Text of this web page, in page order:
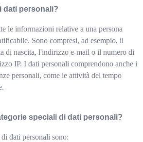
dati personali?
le informazioni relative a una persona
Sono compresi, ad esempio, il
di nascita, l'indirizzo e-mail o il numero di
IP. I dati personali comprendono anche i
personali, come le attività del tempo
speciali di dati personali?
dati personali sono: